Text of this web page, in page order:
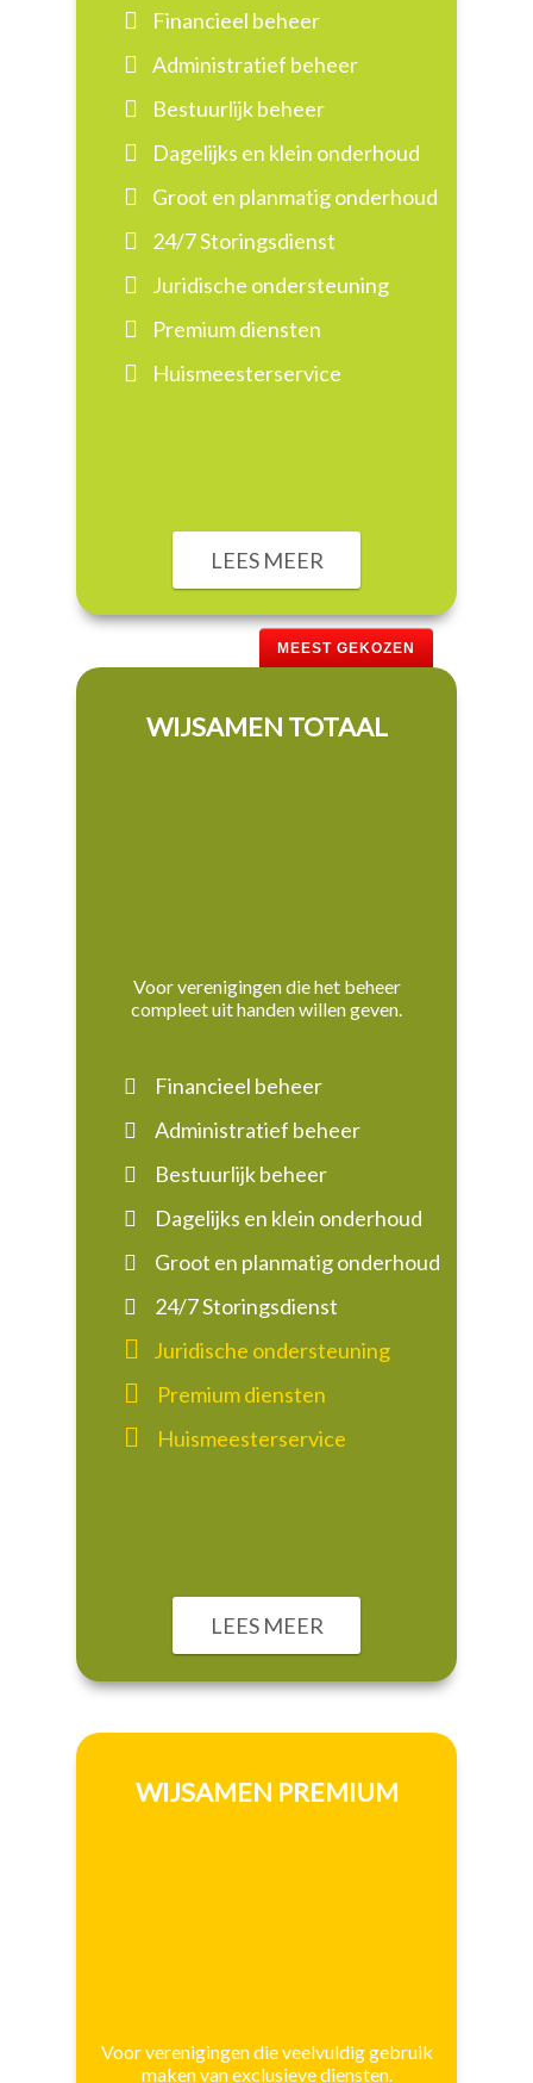
Financieel beheer
Administratief beheer
Bestuurlijk beheer
Dagelijks en klein onderhoud
Groot en planmatig onderhoud
24/7 Storingsdienst
Juridische ondersteuning
Premium diensten
Huismeesterservice
LEES MEER
MEEST GEKOZEN
WIJSAMEN TOTAAL
Voor verenigingen die het beheer
compleet uit handen willen geven.
Financieel beheer
Administratief beheer
Bestuurlijk beheer
Dagelijks en klein onderhoud
Groot en planmatig onderhoud
24/7 Storingsdienst
Juridische ondersteuning
Premium diensten
Huismeesterservice
LEES MEER
WIJSAMEN PREMIUM
Voor verenigingen die veelvuldig gebruik
maken van exclusieve diensten.